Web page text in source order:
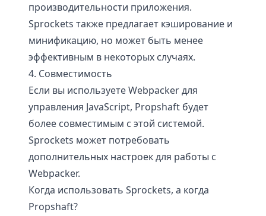
производительности приложения.
Sprockets также предлагает кэширование и
минификацию, но может быть менее
эффективным в некоторых случаях.
4. Совместимость
Если вы используете Webpacker для
управления JavaScript, Propshaft будет
более совместимым с этой системой.
Sprockets может потребовать
дополнительных настроек для работы с
Webpacker.
Когда использовать Sprockets, а когда
Propshaft?